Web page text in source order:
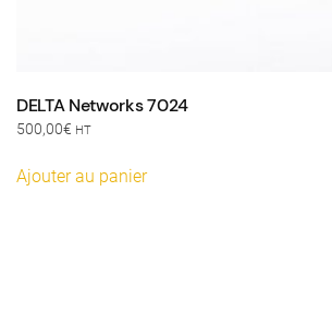
DELTA Networks 7024
500,00€ HT
Ajouter au panier